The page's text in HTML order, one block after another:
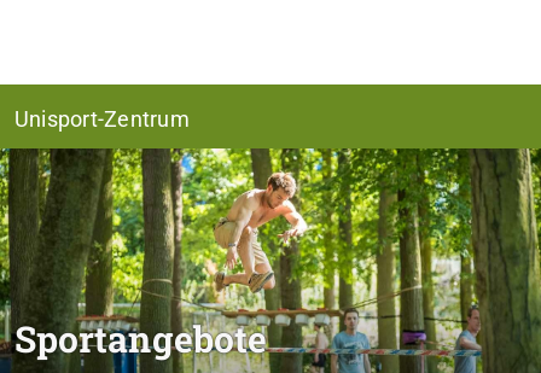
Unisport-Zentrum
Sportangebote